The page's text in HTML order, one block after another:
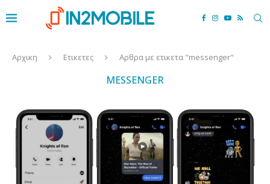
Αρχικη Ετικετες Αρθρα με ετικετα "messenger"
MESSENGER